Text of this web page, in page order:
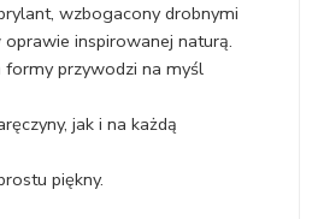
wzbogacony drobnymi
inspirowanej naturą.
przywodzi na myśl
jak i na każdą
piękny.